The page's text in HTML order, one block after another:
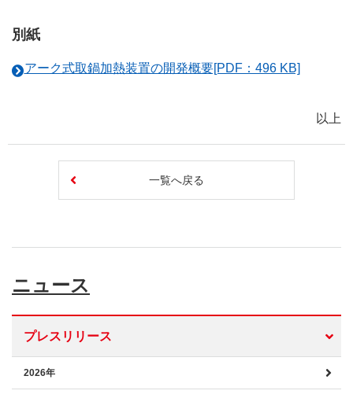
別紙
アーク式取鍋加熱装置の開発概要[PDF：496 KB]
以上
一覧へ戻る
ニュース
プレスリリース
2026年